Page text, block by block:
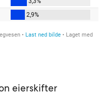
eierskifter